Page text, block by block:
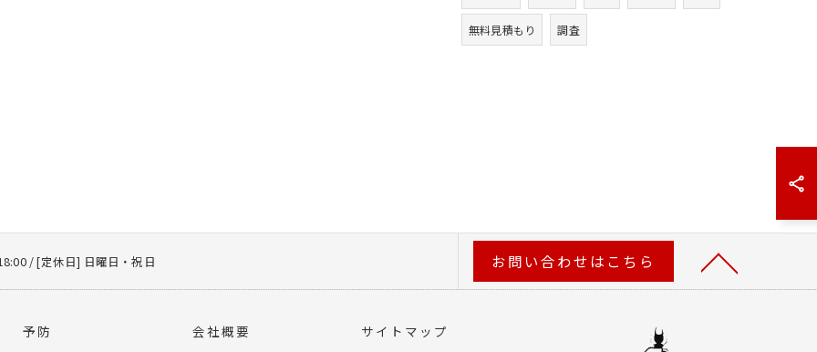
無料見積もり 調査
/ [定休日] 日曜日・祝日 お問い合わせはこちら
予防
会社概要
サイトマップ